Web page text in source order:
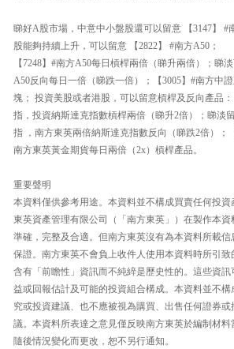
睇好A股市場，中意中小盤股還可以留意 【3147】 #
股能夠持續上升，可以留意 【2822】 #南方A50；
【7248】#南方A50每日槓桿兩倍（睇升兩倍）；睇
A50反向每日一倍（睇跌一倍）；【3005】#南方中
塊； 投資美股或者港股，可以留意槓桿及反向產品
指，投資納斯達克指數槓桿兩倍（睇升2倍）；睇淡
指 ，南方東英兩倍納斯達克指數反向（睇跌2倍）；
南方東英黃金期貨每日兩倍（2x）槓桿產品。
重要聲明
本資料僅供參考用途。本資料並不構成買賣任何投
東英資產管理有限公司（「南方東英」）在製作本
準確，完整及合適。但南方東英沒有為本資料所載信
保證。南方東英不會負上收件人使用本資料時所引
含有「前瞻性」資訊而不純綷是歷史性的。這些資
益或回報估計及可能的投資組合構成。本資料並不
究或投資建議、也不應被視為購買、出售任何證券
議。本資料所表達之意見僅反映南方東英於編制材
隨後情況變化而更改，恕不另行通知。